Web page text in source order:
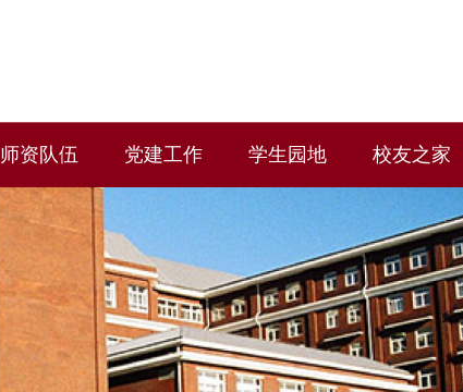
师资队伍 党建工作 学生园地 校友之家